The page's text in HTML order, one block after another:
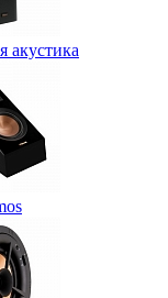
акустика